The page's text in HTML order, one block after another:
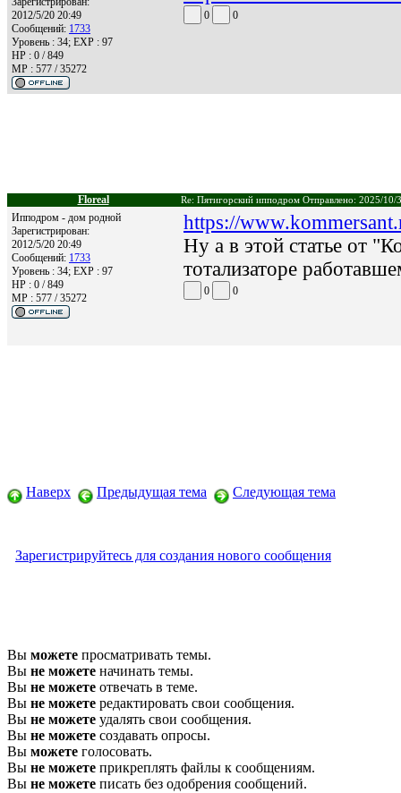
2012/5/20 20:49
Сообщений: 1733
Уровень : 34; EXP : 97
HP : 0 / 849
MP : 577 / 35272
0 0
Floreal Re: Пятигорский ипподром Отправлено: 2025/10/
Ипподром - дом родной
Зарегистрирован:
2012/5/20 20:49
Сообщений: 1733
Уровень : 34; EXP : 97
HP : 0 / 849
MP : 577 / 35272
https://
Ну а в этой статье от
тотализаторе
0 0
Наверх Предыдущая тема Следующая тема
Зарегистрируйтесь для создания нового сообщения
Вы можете просматривать темы.
Вы не можете начинать темы.
Вы не можете отвечать в теме.
Вы не можете редактировать свои сообщения.
Вы не можете удалять свои сообщения.
Вы не можете создавать опросы.
Вы можете голосовать.
Вы не можете прикреплять файлы к сообщениям.
Вы не можете писать без одобрения сообщений.